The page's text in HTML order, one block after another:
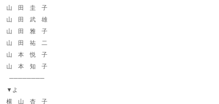
山 田 圭 子
山 田 武 雄
山 田 雅 子
山 田 祐 二
山 本 悦 子
山 本 知 子
────────
▼よ
横 山 杏 子